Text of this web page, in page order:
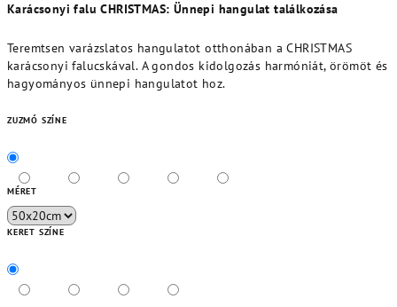
Karácsonyi falu CHRISTMAS: Ünnepi hangulat találkozása
Teremtsen varázslatos hangulatot otthonában a CHRISTMAS
karácsonyi falucskával. A gondos kidolgozás harmóniát, örömöt és
hagyományos ünnepi hangulatot hoz.
ZUZMÓ SZÍNE
MÉRET
KERET SZÍNE